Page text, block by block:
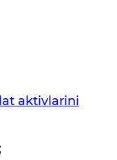
aktivlarini